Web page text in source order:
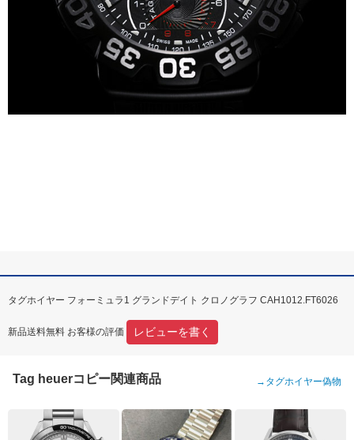
タグホイヤー フォーミュラ1 グランドデイト クロノグラフ CAH1012.FT6026
新品送料無料 お客様の評価 レビューを書く
Tag heuerコピー関連商品 → タグホイヤー偽物